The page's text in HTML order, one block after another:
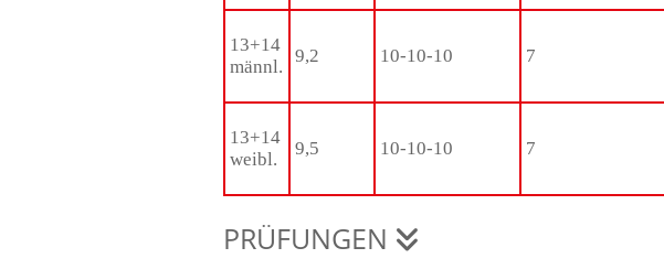
13+14
männl.
9,2 10-10-10 7
13+14
weibl.
9,5 10-10-10 7
PRÜFUNGEN